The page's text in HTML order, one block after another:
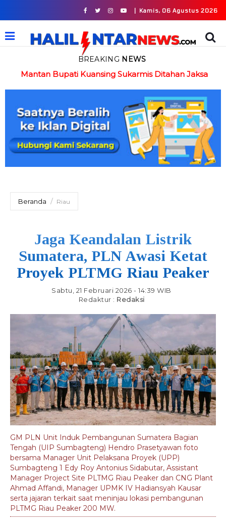
| Kamis, 06 Agustus 2026
BREAKING NEWS
Mantan Bupati Kuansing Sukarmis Ditahan Jaksa
Beranda Riau
Jaga Keandalan Listrik
Sumatera, PLN Awasi Ketat
Proyek PLTMG Riau Peaker
Sabtu, 21 Februari 2026 - 14:39 WIB
Redaktur : Redaksi
GM PLN Unit Induk Pembangunan Sumatera Bagian
Tengah (UIP Sumbagteng) Hendro Prasetyawan foto
bersama Manager Unit Pelaksana Proyek (UPP)
Sumbagteng 1 Edy Roy Antonius Sidabutar, Assistant
Manager Project Site PLTMG Riau Peaker dan CNG Plant
Ahmad Affandi, Manager UPMK IV Hadiansyah Kausar
serta jajaran terkait saat meninjau lokasi pembangunan
PLTMG Riau Peaker 200 MW.